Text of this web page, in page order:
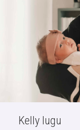
Kelly lugu